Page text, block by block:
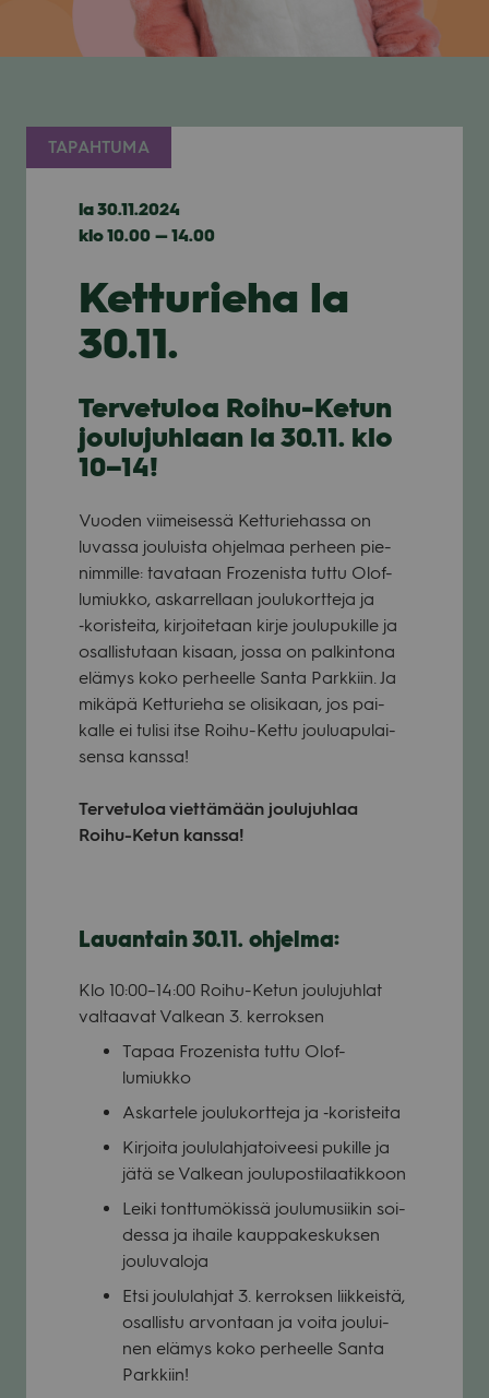
TAPAHTUMA
la 30.11.2024
klo 10.00 — 14.00
Ketturieha la
30.11.
Ter­ve­tu­loa Roihu-Ketun
jou­lu­juh­laan la 30.11. klo
10–14!
Vuo­den vii­mei­sessä Ket­tu­rie­hassa on
luvassa jou­luista ohjel­maa per­heen pie­
nim­mille: tava­taan Froze­nista tuttu Olof-
lumiukko, askar­rel­laan jou­lu­kort­teja ja
‑koris­teita, kir­joi­te­taan kirje jou­lu­pu­kille ja
osal­lis­tu­taan kisaan, jossa on pal­kin­tona
elä­mys koko per­heelle Santa Park­kiin. Ja
mikäpä Ket­tu­rieha se oli­si­kaan, jos pai­
kalle ei tulisi itse Roihu-Kettu jou­lua­pu­lai­
sensa kanssa!
Ter­ve­tu­loa viet­tä­mään jou­lu­juh­laa
Roihu-Ketun kanssa!
Lau­an­tain 30.11. ohjelma:
Klo 10:00–14:00 Roihu-Ketun jou­lu­juh­lat
val­taa­vat Val­kean 3. ker­rok­sen
Tapaa Froze­nista tuttu Olof-
lumiukko
Askar­tele jou­lu­kort­teja ja ‑koris­teita
Kir­joita jou­lu­lah­ja­toi­veesi pukille ja
jätä se Val­kean jou­lu­pos­ti­laa­tik­koon
Leiki tont­tu­mö­kissä jou­lu­musii­kin soi­
dessa ja ihaile kaup­pa­kes­kuk­sen
jou­lu­va­loja
Etsi jou­lu­lah­jat 3. ker­rok­sen liik­keistä,
osal­listu arvon­taan ja voita jou­lui­
nen elä­mys koko per­heelle Santa
Park­kiin!